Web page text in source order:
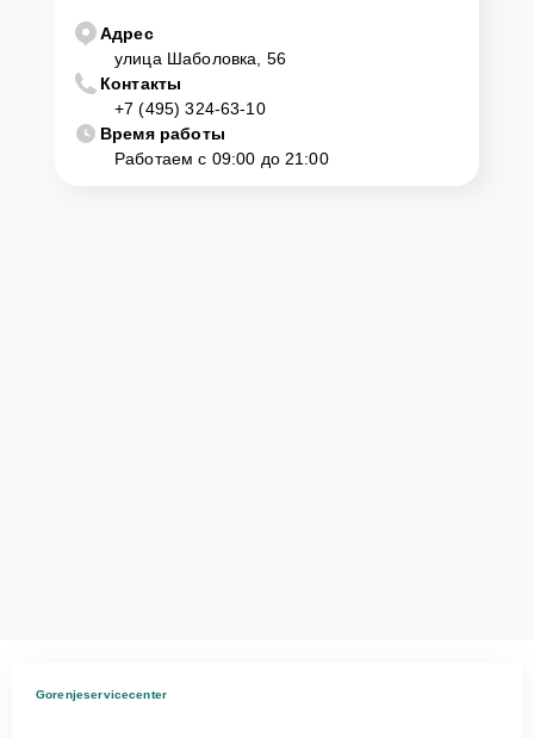
Адрес
улица Шаболовка, 56
Контакты
+7 (495) 324-63-10
Время работы
Работаем с 09:00 до 21:00
Gorenjeservicecenter